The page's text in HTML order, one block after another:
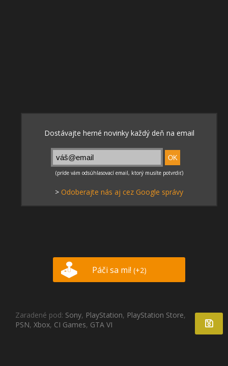
> Odoberajte nás aj cez Google správy
Páči sa mi! (+2)
Zaradené pod: Sony, PlayStation, PlayStation Store,
PSN, Xbox, CI Games, GTA VI